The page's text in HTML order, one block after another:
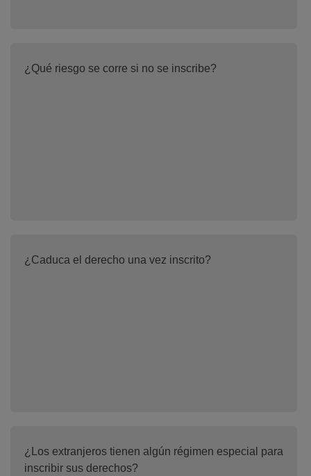
¿Qué riesgo se corre si no se inscribe?
¿Caduca el derecho una vez inscrito?
¿Los extranjeros tienen algún régimen especial para
inscribir sus derechos?